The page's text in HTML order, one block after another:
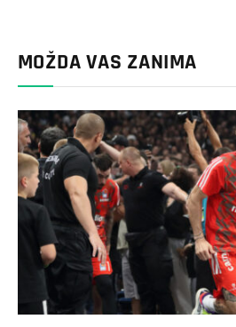
MOŽDA VAS ZANIMA